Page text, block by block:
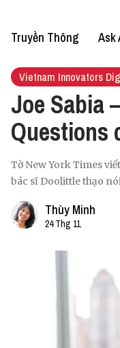
Truyền Thông Ask
Vietnam Innovators
Joe Sabia
Questions
Tờ New York Times
bác sĩ Doolittle thạo
Thùy Minh
24 Thg 11